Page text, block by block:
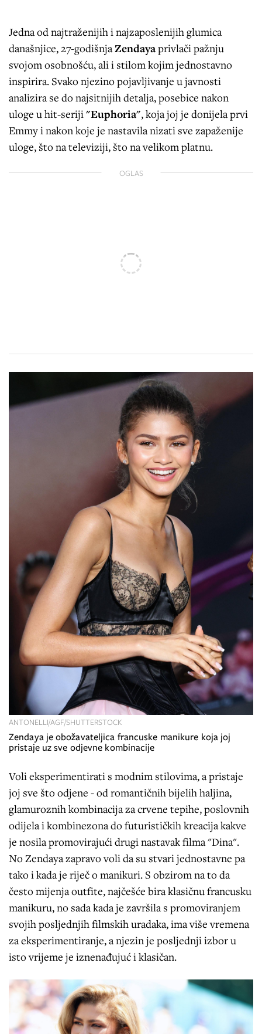
Jedna od najtraženijih i najzaposlenijih glumica
današnjice, 27-godišnjaZendayaprivlači pažnju
svojom osobnošću, ali i stilom kojim jednostavno
inspirira. Svako njezino pojavljivanje u javnosti
analizira se do najsitnijih detalja, posebice nakon
uloge u hit-seriji"Euphoria", koja joj je donijela prvi
Emmy i nakon koje je nastavila nizati sve zapaženije
uloge, što na televiziji, što na velikom platnu.
OGLAS
Zendaya je obožavateljica francuske manikure koja joj
pristaje uz sve odjevne kombinacije
ANTONELLI/AGF/SHUTTERSTOCK
Voli eksperimentirati s modnim stilovima, a pristaje
joj sve što odjene - od romantičnih bijelih haljina,
glamuroznih kombinacija za crvene tepihe, poslovnih
odijela i kombinezona do futurističkih kreacija kakve
je nosila promovirajući drugi nastavak filma "Dina".
No Zendaya zapravo voli da su stvari jednostavne pa
tako i kada je riječ o manikuri. S obzirom na to da
često mijenja outfite, najčešće bira klasičnu francusku
manikuru, no sada kada je završila s promoviranjem
svojih posljednjih filmskih uradaka, ima više vremena
za eksperimentiranje, a njezin je posljednji izbor u
isto vrijeme je iznenađujuć i klasičan.